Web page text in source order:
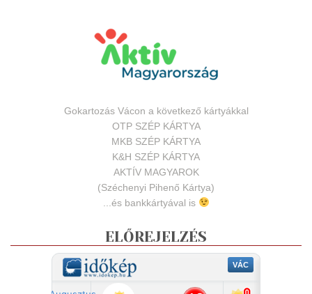
Gokartozás Vácon a következő kártyákkal
OTP SZÉP KÁRTYA
MKB SZÉP KÁRTYA
K&H SZÉP KÁRTYA
AKTÍV MAGYAROK
(Széchenyi Pihenő Kártya)
...és bankkártyával is
ELŐREJELZÉS